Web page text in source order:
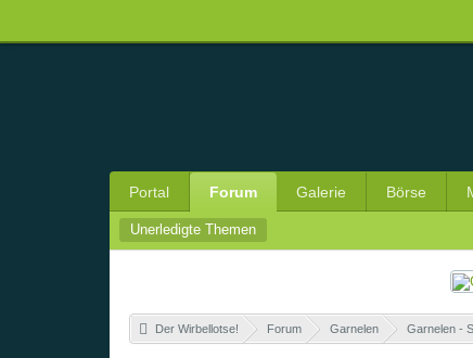
Portal Forum Galerie Börse
Unerledigte Themen
Der Wirbellotse! Forum» Garnelen» Garnelen -